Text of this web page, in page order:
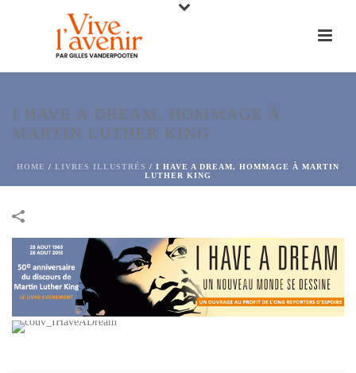
I HAVE A DREAM, HOMMAGE À
MARTIN LUTHER KING
HOME / LIVRES ILLUSTRÉS / I HAVE A DREAM, HOMMAGE À MARTIN
LUTHER KING